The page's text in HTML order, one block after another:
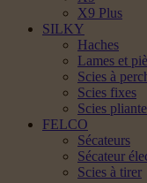
X9 Plus
SILKY
Haches
Lames et
Scies à
Scies fixes
Scies
FELCO
Sécateurs
Sécateur
Scies à tirer